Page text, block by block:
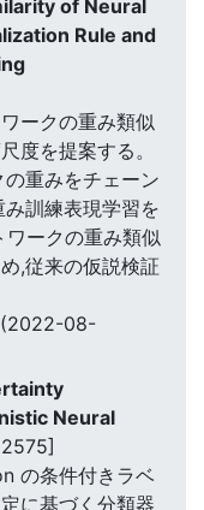
of Neural
Rule and
ークの重み類似
度を提案する。
重みをチェーン
訓練表現学習を
ークの重み類似
,従来の仮説検証
(2022-08-
Neural
の条件付きラベ
に基づく分類器